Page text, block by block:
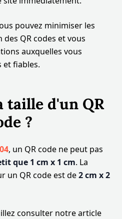
pouvez minimiser les
QR codes et vous
auxquelles vous
et fiables.
taille d'un QR
?
, un QR code ne peut pas
que 1 cm x 1 cm. La
un QR code est de2 cm x 2
consulter notre article